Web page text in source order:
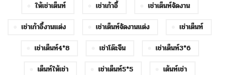
ให้เช่าเต็นท์
เช่าเก้าอี้
เช่าเต็นท์จัดงาน
เช่าเก้าอี้งานแต่ง
เช่าเต็นท์จัดงานแต่ง
เช่าเต็นท์
เช่าเต็นท์4*8
เช่าโต๊ะจีน
เช่าเต็นท์3*6
เต็นท์ให้เช่า
เช่าเต็นท์5*5
เต้นท์เช่า